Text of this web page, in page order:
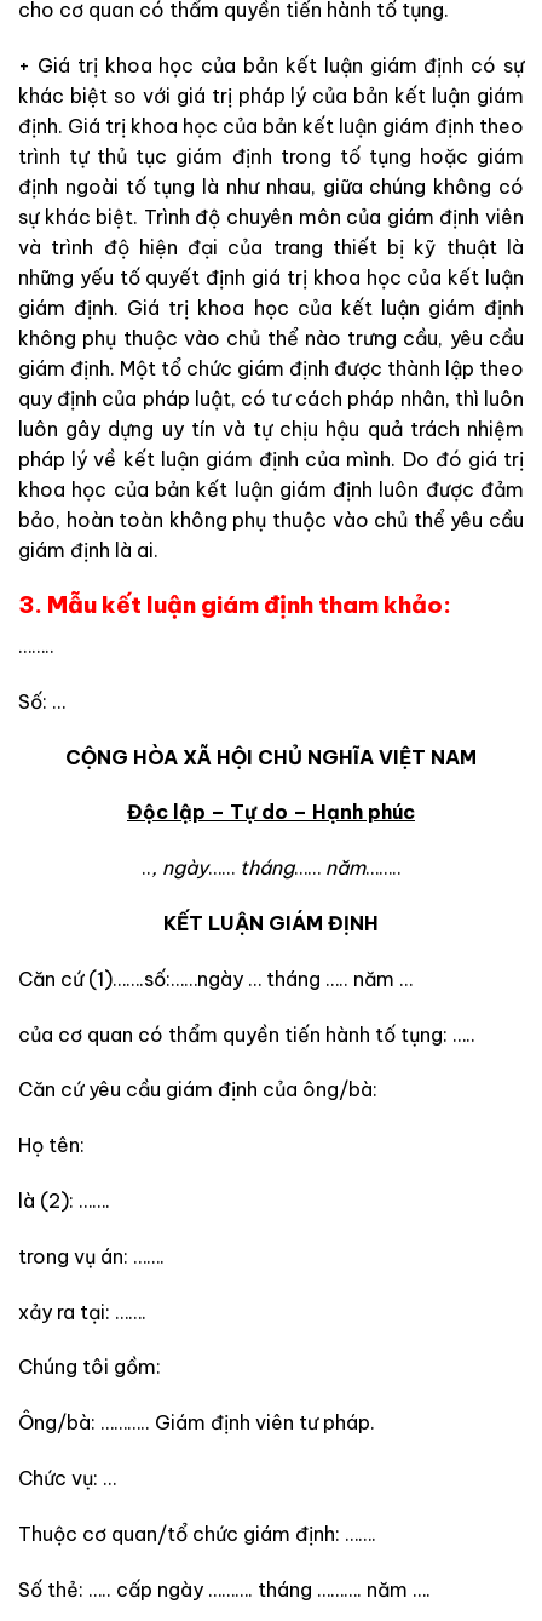
cho cơ quan có thẩm quyền tiến hành tố tụng.
+ Giá trị khoa học của bản kết luận giám định có sự
khác biệt so với giá trị pháp lý của bản kết luận giám
định. Giá trị khoa học của bản kết luận giám định theo
trình tự thủ tục giám định trong tố tụng hoặc giám
định ngoài tố tụng là như nhau, giữa chúng không có
sự khác biệt. Trình độ chuyên môn của giám định viên
và trình độ hiện đại của trang thiết bị kỹ thuật là
những yếu tố quyết định giá trị khoa học của kết luận
giám định. Giá trị khoa học của kết luận giám định
không phụ thuộc vào chủ thể nào trưng cầu, yêu cầu
giám định. Một tổ chức giám định được thành lập theo
quy định của pháp luật, có tư cách pháp nhân, thì luôn
luôn gây dựng uy tín và tự chịu hậu quả trách nhiệm
pháp lý về kết luận giám định của mình. Do đó giá trị
khoa học của bản kết luận giám định luôn được đảm
bảo, hoàn toàn không phụ thuộc vào chủ thể yêu cầu
giám định là ai.
3. Mẫu kết luận giám định tham khảo:
……..
Số: …
CỘNG HÒA XÃ HỘI CHỦ NGHĨA VIỆT NAM
Độc lập – Tự do – Hạnh phúc
.., ngày…… tháng…… năm……..
KẾT LUẬN GIÁM ĐỊNH
Căn cứ (1)…….số:……ngày … tháng ….. năm …
của cơ quan có thẩm quyền tiến hành tố tụng: …..
Căn cứ yêu cầu giám định của ông/bà:
Họ tên:
là (2): …….
trong vụ án: …….
xảy ra tại: …….
Chúng tôi gồm:
Ông/bà: ……….. Giám định viên tư pháp.
Chức vụ: …
Thuộc cơ quan/tổ chức giám định: …….
Số thẻ: ….. cấp ngày ………. tháng ………. năm ….